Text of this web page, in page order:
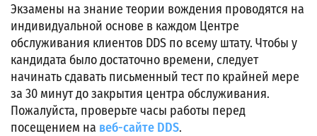
Экзамены на знание теории вождения проводятся на
индивидуальной основе в каждом Центре
обслуживания клиентов DDS по всему штату. Чтобы у
кандидата было достаточно времени, следует
начинать сдавать письменный тест по крайней мере
за 30 минут до закрытия центра обслуживания.
Пожалуйста, проверьте часы работы перед
посещением на веб-сайте DDS.